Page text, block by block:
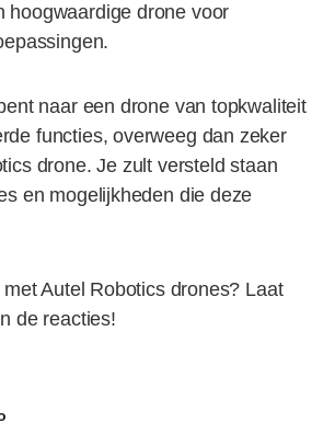
hoogwaardige drone voor
naar een drone van topkwaliteit
functies, overweeg dan zeker
drone. Je zult versteld staan
en mogelijkheden die deze
Autel Robotics drones? Laat
de reacties!